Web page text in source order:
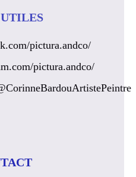
pictura.andco/
pictura.andco/